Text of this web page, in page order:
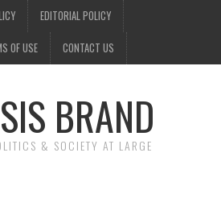
EDITORIAL POLICY
OF USE CONTACT US
BRAND
& SOCIETY AT LARGE